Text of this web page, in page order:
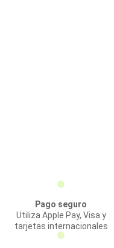
Pago seguro
Utiliza Apple Pay, Visa y
tarjetas internacionales